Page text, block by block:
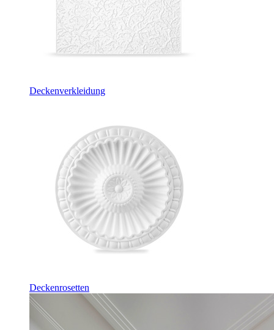
Deckenverkleidung
Deckenrosetten